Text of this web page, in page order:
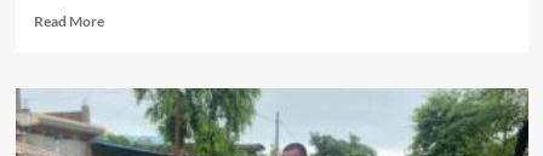
Read MoreRead
यूथ
कांग्रेसियों
ने